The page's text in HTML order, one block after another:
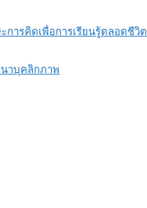
การคิดเพื่อการเรียนรู้ตลอดชีวิต
าบุคลิกภาพ